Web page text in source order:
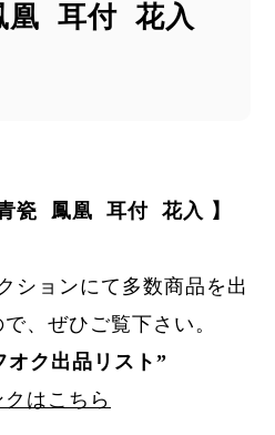
耳付 花入
瓷 鳳凰 耳付 花入 】
ションにて多数商品を出
、ぜひご覧下さい。
オク出品リスト”
クはこちら